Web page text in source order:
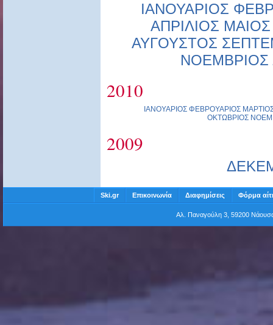
ΙΑΝΟΥΑΡΙΟΣ
ΑΠΡΙΛΙΟΣ ΜΑΙΟΣ
ΑΥΓΟΥΣΤΟΣ
ΝΟΕΜΒΡΙΟΣ
2010
ΙΑΝΟΥΑΡΙΟΣ ΦΕΒΡΟΥΑΡΙΟΣ
ΟΚΤΩΒΡΙΟΣ
2009
Ski.gr Επικοινωνία Διαφημίσεις Φόρμα
Αλ. Παναγούλη 3, 59200